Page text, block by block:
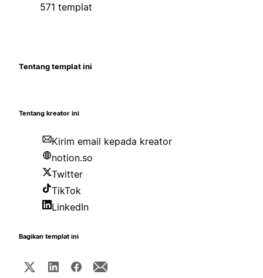
571 templat
Tentang templat ini
Tentang kreator ini
Kirim email kepada kreator
notion.so
Twitter
TikTok
LinkedIn
Bagikan templat ini